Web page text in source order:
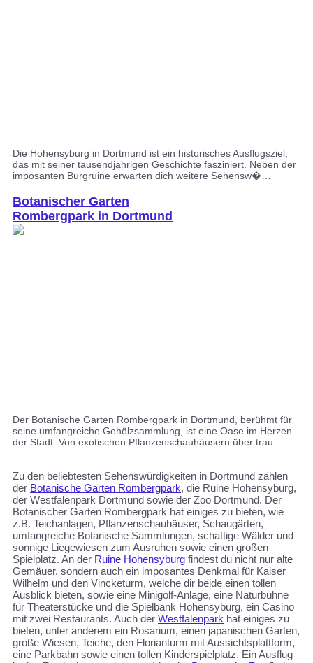
Die Hohensyburg in Dortmund ist ein historisches Ausflugsziel,
das mit seiner tausendjährigen Geschichte fasziniert. Neben der
imposanten Burgruine erwarten dich weitere Sehensw�…
Botanischer Garten
Rombergpark in Dortmund
Der Botanische Garten Rombergpark in Dortmund, berühmt für
seine umfangreiche Gehölzsammlung, ist eine Oase im Herzen
der Stadt. Von exotischen Pflanzenschauhäusern über trau…
Zu den beliebtesten Sehenswürdigkeiten in Dortmund zählen
der Botanische Garten Rombergpark, die Ruine Hohensyburg,
der Westfalenpark Dortmund sowie der Zoo Dortmund. Der
Botanischer Garten Rombergpark hat einiges zu bieten, wie
z.B. Teichanlagen, Pflanzenschauhäuser, Schaugärten,
umfangreiche Botanische Sammlungen, schattige Wälder und
sonnige Liegewiesen zum Ausruhen sowie einen großen
Spielplatz. An der Ruine Hohensyburg findest du nicht nur alte
Gemäuer, sondern auch ein imposantes Denkmal für Kaiser
Wilhelm und den Vincketurm, welche dir beide einen tollen
Ausblick bieten, sowie eine Minigolf-Anlage, eine Naturbühne
für Theaterstücke und die Spielbank Hohensyburg, ein Casino
mit zwei Restaurants. Auch der Westfalenpark hat einiges zu
bieten, unter anderem ein Rosarium, einen japanischen Garten,
große Wiesen, Teiche, den Florianturm mit Aussichtsplattform,
eine Parkbahn sowie einen tollen Kinderspielplatz. Ein Ausflug